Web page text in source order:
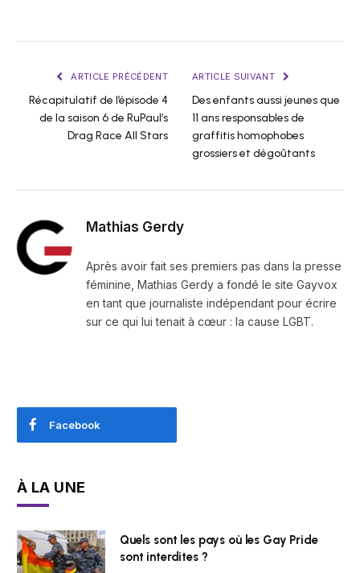
ARTICLE PRÉCÉDENT
Récapitulatif de l’épisode 4
de la saison 6 de RuPaul’s
Drag Race All Stars
ARTICLE SUIVANT
Des enfants aussi jeunes que
11 ans responsables de
graffitis homophobes
grossiers et dégoûtants
Mathias Gerdy
Après avoir fait ses premiers pas dans la presse
féminine, Mathias Gerdy a fondé le site Gayvox
en tant que journaliste indépendant pour écrire
sur ce qui lui tenait à cœur : la cause LGBT.
Facebook
À LA UNE
Quels sont les pays où les Gay Pride
sont interdites ?